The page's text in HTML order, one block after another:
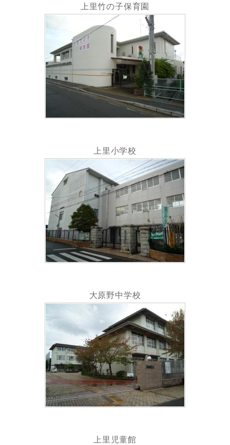
上里竹の子保育園
上里小学校
大原野中学校
上里児童館